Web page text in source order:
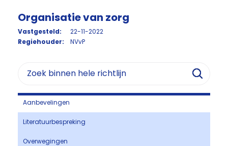
Organisatie van zorg
Vastgesteld:
22-11-2022
Regiehouder:
NVvP
Aanbevelingen
Literatuurbespreking
Overwegingen